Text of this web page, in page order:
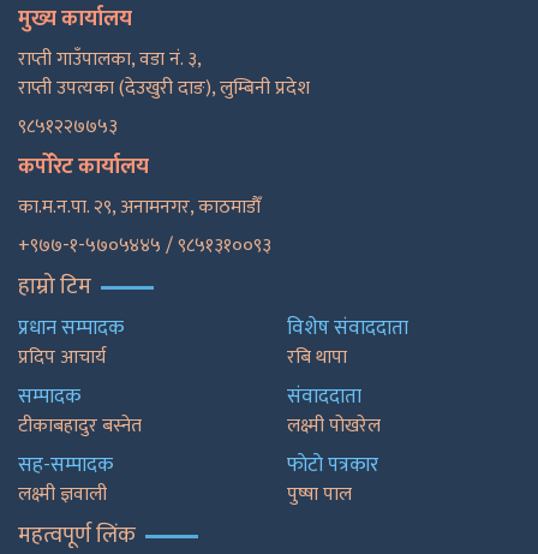
मुख्य कार्यालय
राप्ती गाउँपालका, वडा नं. ३,
राप्ती उपत्यका (देउखुरी दाङ), लुम्बिनी प्रदेश
९८५१२२७७५३
कर्पोरेट कार्यालय
का.म.न.पा. २९, अनामनगर, काठमाडाैँ
+९७७-१-५७०५४४५ / ९८५१३१००९३
हाम्रो टिम
प्रधान सम्पादक
प्रदिप आचार्य
सम्पादक
टीकाबहादुर बस्नेत
सह-सम्पादक
लक्ष्मी ज्ञवाली
विशेष संवाददाता
रबि थापा
संवाददाता
लक्ष्मी पोखरेल
फाेटाे पत्रकार
पुष्षा पाल
महत्वपूर्ण लिंक